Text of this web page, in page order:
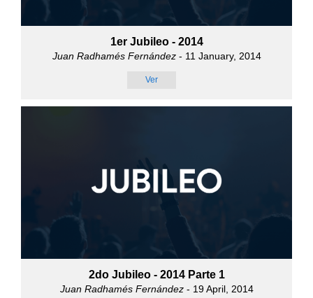
1er Jubileo - 2014
Juan Radhamés Fernández- 11 January, 2014
Ver
2do Jubileo - 2014 Parte 1
Juan Radhamés Fernández- 19 April, 2014